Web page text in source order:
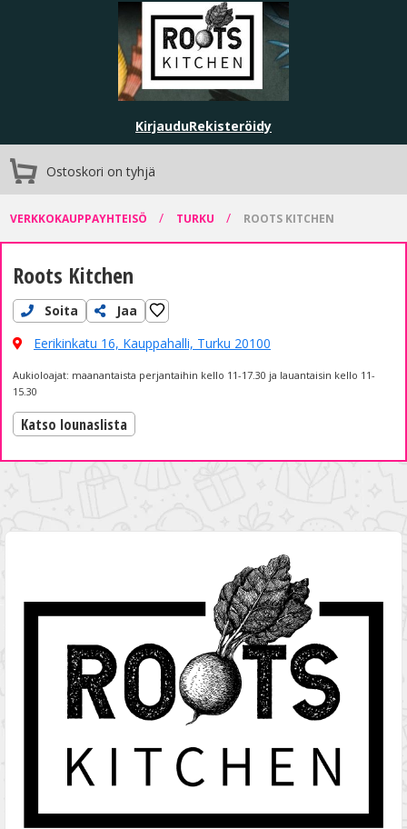
KirjauduRekisteröidy
Ostoskori on tyhjä
VERKKOKAUPPAYHTEISÖ / TURKU / ROOTS KITCHEN
Roots Kitchen
Soita
Jaa
Eerikinkatu 16, Kauppahalli, Turku 20100
Aukioloajat: maanantaista perjantaihin kello 11-17.30 ja lauantaisin kello 11-
15.30
Katso lounaslista